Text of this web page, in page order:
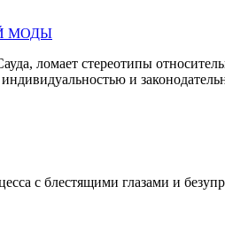
МОДЫ
ломает стереотипы
и
с блестящими глазами и